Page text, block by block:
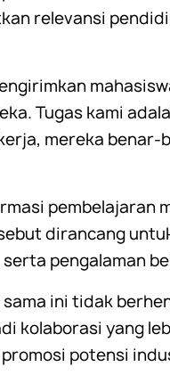
relevansi
Tugas kami
mereka
pembelajaran
dirancang
pengalaman
ini tidak
kolaborasi yang
potensi